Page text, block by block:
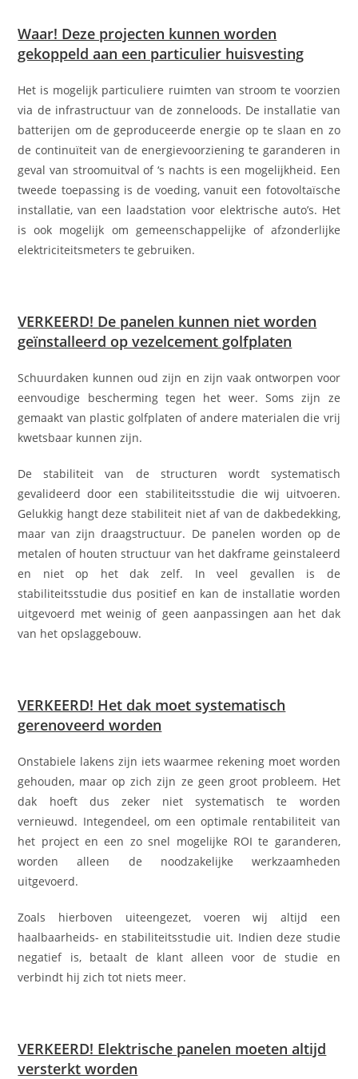
Waar! Deze projecten kunnen worden
gekoppeld aan een particulier huisvesting
Het is mogelijk particuliere ruimten van stroom te voorzien
via de infrastructuur van de zonneloods. De installatie van
batterijen om de geproduceerde energie op te slaan en zo
de continuïteit van de energievoorziening te garanderen in
geval van stroomuitval of ‘s nachts is een mogelijkheid. Een
tweede toepassing is de voeding, vanuit een fotovoltaïsche
installatie, van een laadstation voor elektrische auto’s. Het
is ook mogelijk om gemeenschappelijke of afzonderlijke
elektriciteitsmeters te gebruiken.
VERKEERD! De panelen kunnen niet worden
geïnstalleerd op vezelcement golfplaten
Schuurdaken kunnen oud zijn en zijn vaak ontworpen voor
eenvoudige bescherming tegen het weer. Soms zijn ze
gemaakt van plastic golfplaten of andere materialen die vrij
kwetsbaar kunnen zijn.
De stabiliteit van de structuren wordt systematisch
gevalideerd door een stabiliteitsstudie die wij uitvoeren.
Gelukkig hangt deze stabiliteit niet af van de dakbedekking,
maar van zijn draagstructuur. De panelen worden op de
metalen of houten structuur van het dakframe geinstaleerd
en niet op het dak zelf. In veel gevallen is de
stabiliteitsstudie dus positief en kan de installatie worden
uitgevoerd met weinig of geen aanpassingen aan het dak
van het opslaggebouw.
VERKEERD! Het dak moet systematisch
gerenoveerd worden
Onstabiele lakens zijn iets waarmee rekening moet worden
gehouden, maar op zich zijn ze geen groot probleem. Het
dak hoeft dus zeker niet systematisch te worden
vernieuwd. Integendeel, om een optimale rentabiliteit van
het project en een zo snel mogelijke ROI te garanderen,
worden alleen de noodzakelijke werkzaamheden
uitgevoerd.
Zoals hierboven uiteengezet, voeren wij altijd een
haalbaarheids- en stabiliteitsstudie uit. Indien deze studie
negatief is, betaalt de klant alleen voor de studie en
verbindt hij zich tot niets meer.
VERKEERD! Elektrische panelen moeten altijd
versterkt worden